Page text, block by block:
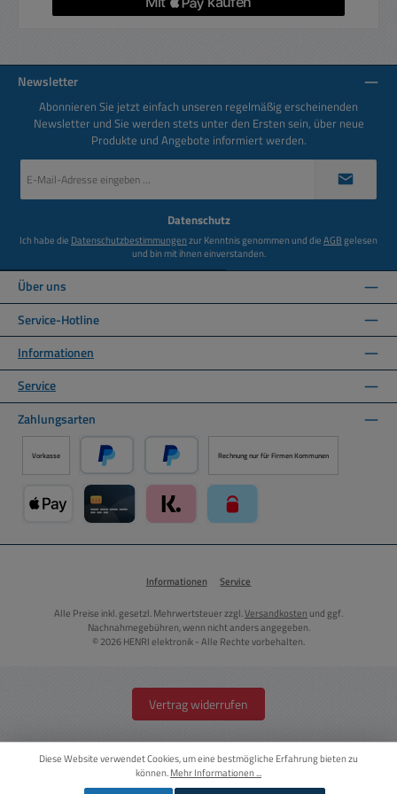
Newsletter
Abonnieren Sie jetzt einfach unseren regelmäßig erscheinenden
Newsletter und Sie werden stets unter den Ersten sein, über neue
Produkte und Angebote informiert werden.
Mail-
Datenschutz
Ich habe die Datenschutzbestimmungenzur Kenntnis genommen und dieAGBgelesen
und bin mit ihnen einverstanden.
Über uns
Service-Hotline
Informationen
Service
Zahlungsarten
Vorkasse
PayPal Später Bezahlen über PayPal
Rechnung nur für Firmen Kommunen
Informationen Service
Alle Preise inkl. gesetzl. Mehrwertsteuer zzgl.Versandkosten und ggf.
Nachnahmegebühren, wenn nicht anders angegeben.
© 2026 HENRI elektronik - Alle Rechte vorbehalten.
Vertrag widerrufen
Diese Website verwendet Cookies, um eine bestmögliche Erfahrung bieten zu
können.Mehr Informationen ...